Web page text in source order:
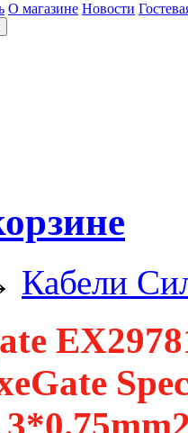
О магазине Новости
Кабели